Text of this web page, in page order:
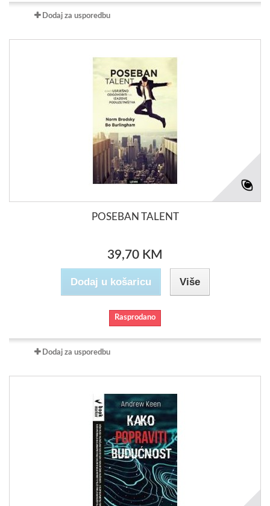
Dodaj za usporedbu
POSEBAN TALENT
39,70 KM
Dodaj u košaricu Više
Rasprodano
Dodaj za usporedbu